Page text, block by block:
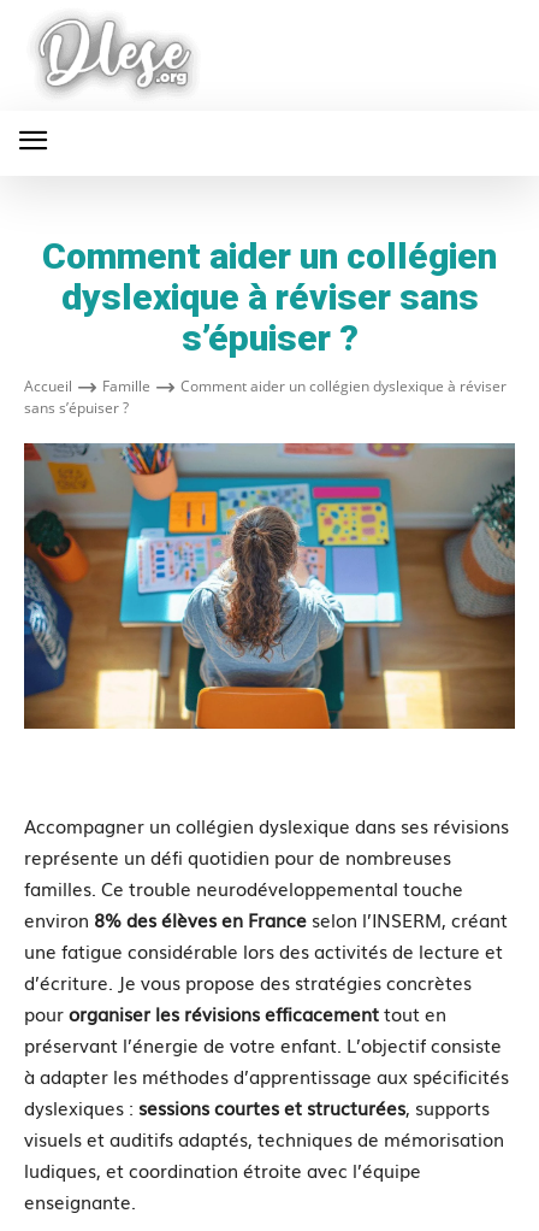
Comment aider un collégien
dyslexique à réviser sans
s’épuiser ?
Accueil Famille
Comment aider un collégien dyslexique à réviser
sans s’épuiser ?
Accompagner un collégien dyslexique dans ses révisions
représente un défi quotidien pour de nombreuses
familles. Ce trouble neurodéveloppemental touche
environ 8% des élèves en France selon l’INSERM, créant
une fatigue considérable lors des activités de lecture et
d’écriture. Je vous propose des stratégies concrètes
pourorganiser les révisions efficacementtout en
préservant l’énergie de votre enfant. L’objectif consiste
à adapter les méthodes d’apprentissage aux spécificités
dyslexiques : sessions courtes et structurées, supports
visuels et auditifs adaptés, techniques de mémorisation
ludiques, et coordination étroite avec l’équipe
enseignante.